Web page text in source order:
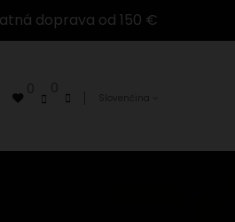
doprava od 150 €